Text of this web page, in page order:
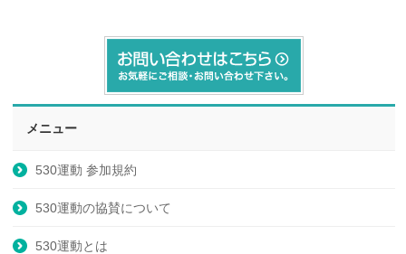
メニュー
530運動 参加規約
530運動の協賛について
530運動とは